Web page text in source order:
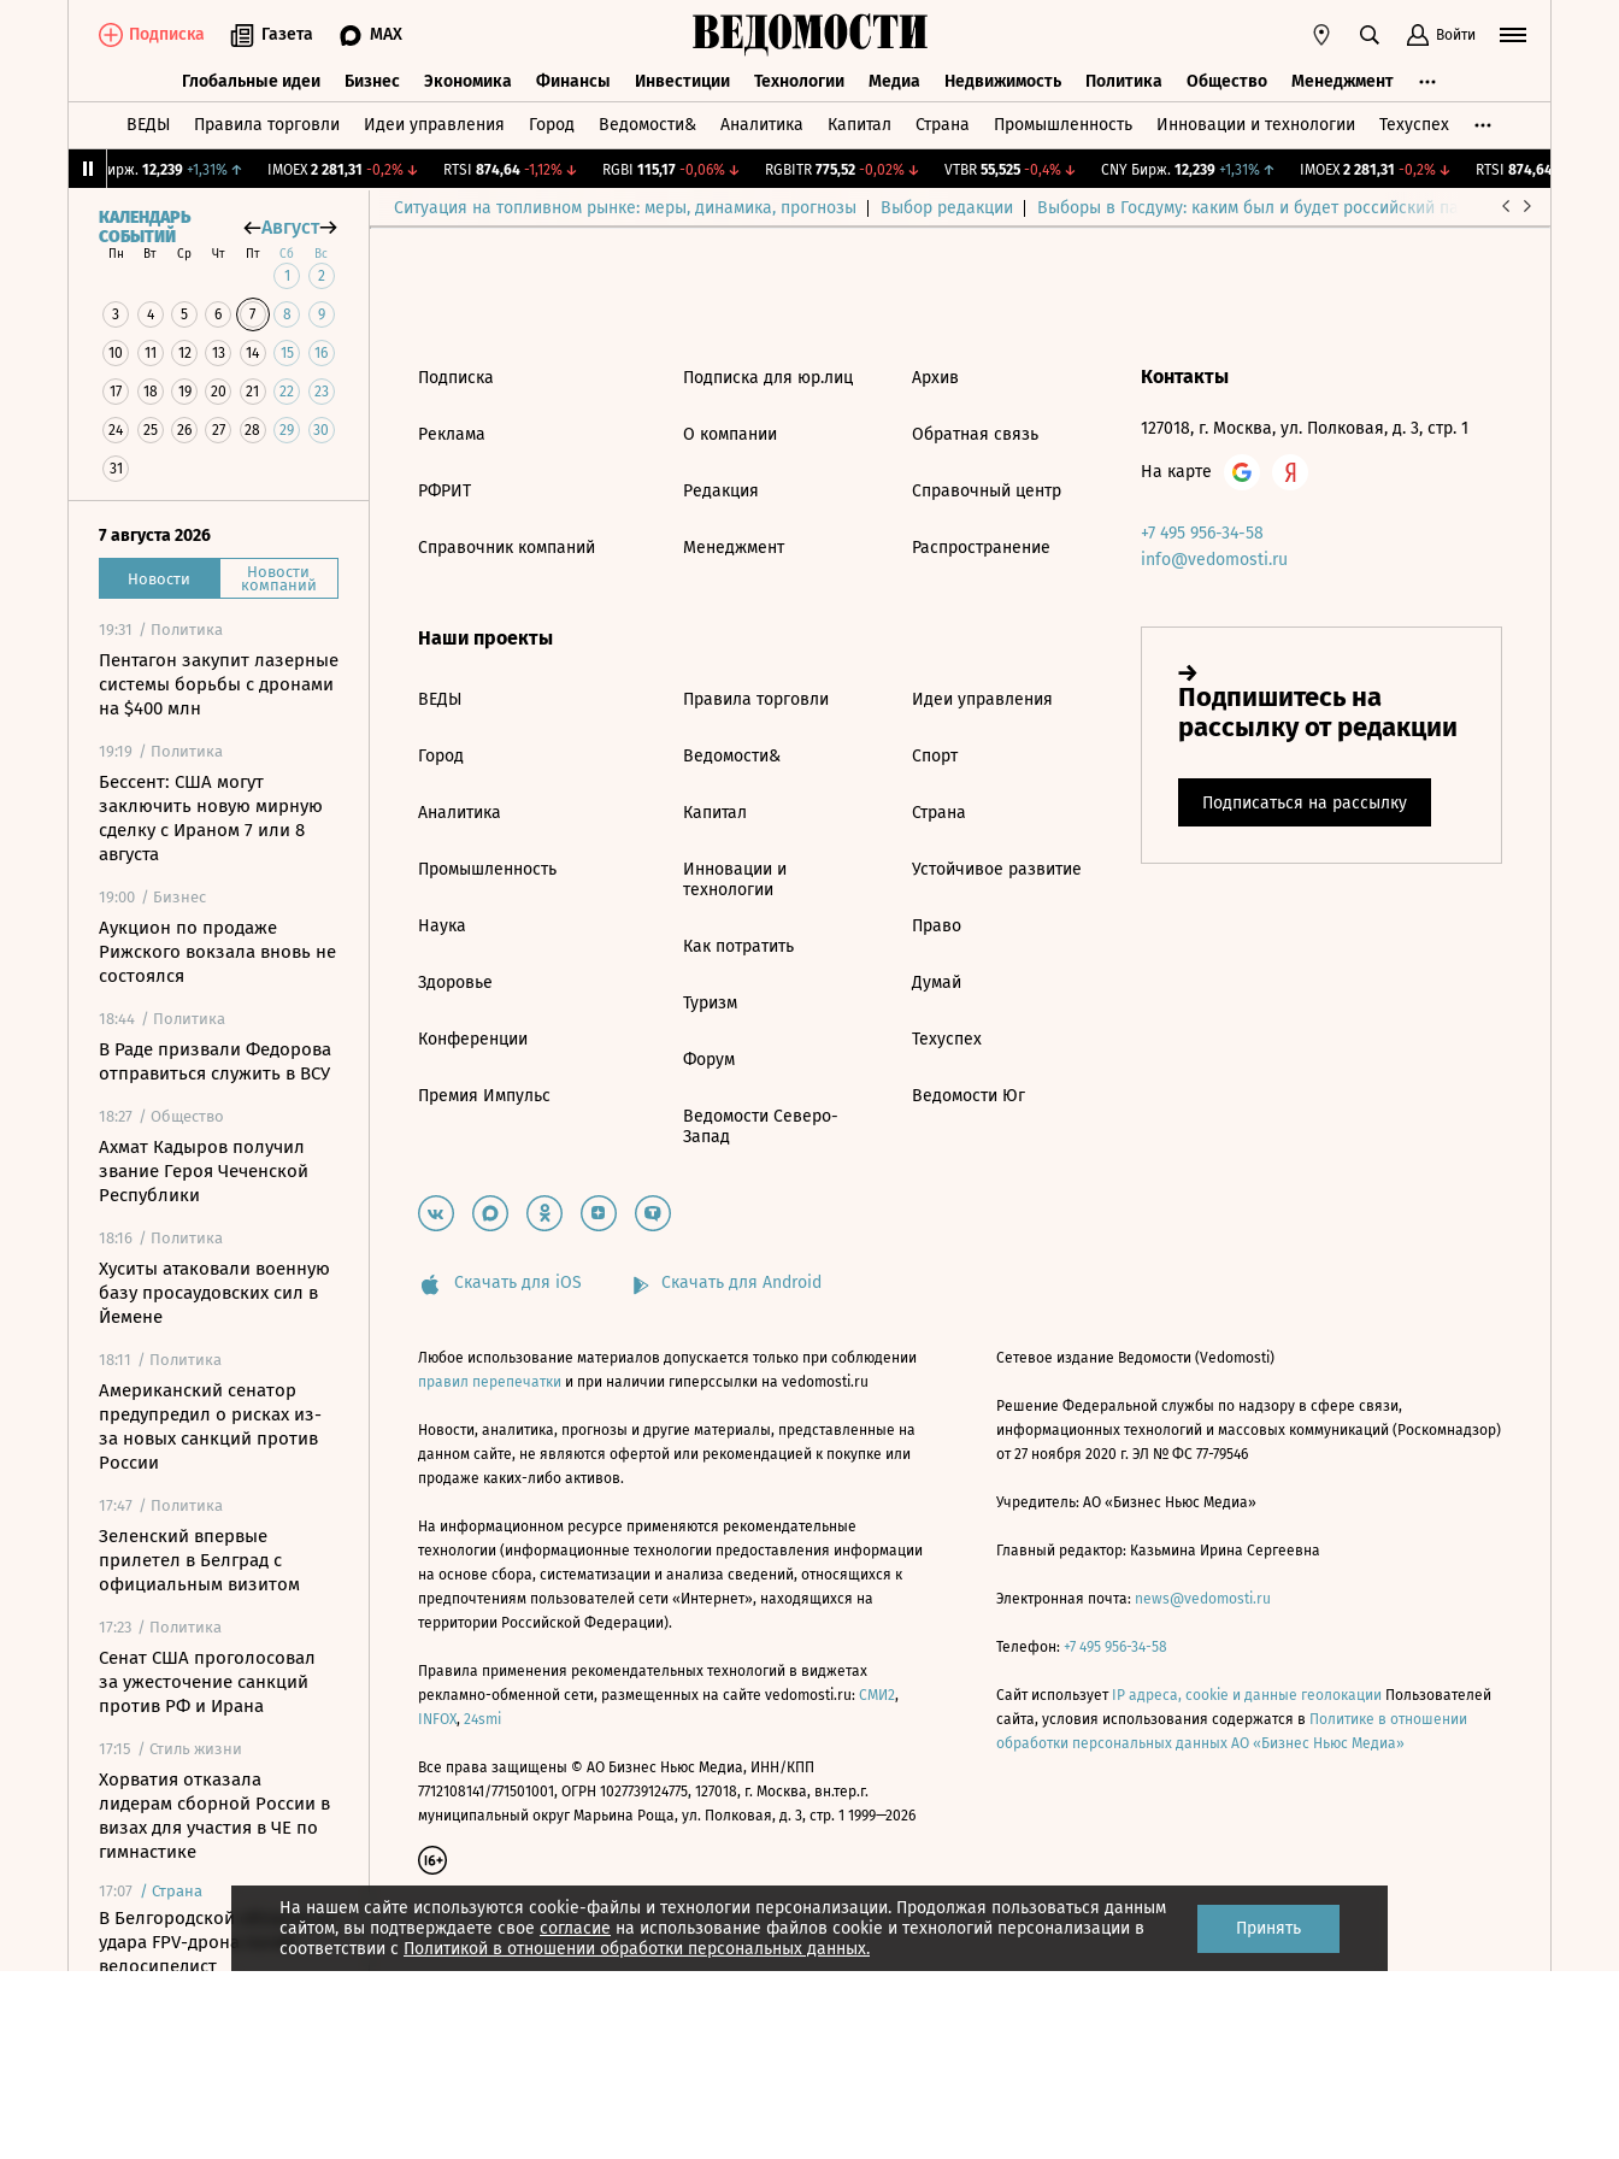
Подписка Газета MAX Войти
Глобальные идеи Бизнес Экономика Финансы Инвестиции Технологии Медиа Недвижимость Политика Общество Менеджмент
ВЕДЫ Правила торговли Идеи управления Город Ведомости& Аналитика Капитал Страна Промышленность Инновации и технологии Техуспех
CNY Бирж. 12,239 +1,31%↑ IMOEX 2 281,31 -0,2%↓ RTSI 874,64 -1,12%↓ RGBI 115,17 -0,06%↓ RGBITR 775,52 -0,02%↓ VTBR 55,525 -0,4%↓ CNY Бирж. 12,239 +1,31%↑ IMOEX 2 281,31 -0,2%↓ RTSI 874,64 -1,12%
Ситуация на топливном рынке: меры, динамика, прогнозы Выбор редакции Выборы в Госдуму: каким был и будет российский парламент
КАЛЕНДАРЬ
СОБЫТИЙ
Август
Пн Вт Ср Чт Пт Сб Вс
1 2
3 4 5 6 7 8 9
10 11 12 13 14 15 16
17 18 19 20 21 22 23
24 25 26 27 28 29 30
31
7 августа 2026
Новости Новости
компаний
19:31 / Политика
Пентагон закупит лазерные
системы борьбы с дронами
на $400 млн
19:19 / Политика
Бессент: США могут
заключить новую мирную
сделку с Ираном 7 или 8
августа
19:00 / Бизнес
Аукцион по продаже
Рижского вокзала вновь не
состоялся
18:44 / Политика
В Раде призвали Федорова
отправиться служить в ВСУ
18:27 / Общество
Ахмат Кадыров получил
звание Героя Чеченской
Республики
18:16 / Политика
Хуситы атаковали военную
базу просаудовских сил в
Йемене
18:11 / Политика
Американский сенатор
предупредил о рисках из-
за новых санкций против
России
17:47 / Политика
Зеленский впервые
прилетел в Белград с
официальным визитом
17:23 / Политика
Сенат США проголосовал
за ужесточение санкций
против РФ и Ирана
17:15 / Стиль жизни
Хорватия отказала
лидерам сборной России в
визах для участия в ЧЕ по
гимнастике
17:07 / Страна
В Белгородской области от
удара FPV-дрона погиб
велосипедист
На нашем сайте используются cookie-файлы и технологии персонализации. Продолжая пользоваться данным
сайтом, вы подтверждаете свое согласие на использование файлов cookie и технологий персонализации в
соответствии с Политикой в отношении обработки персональных данных.
Принять
Подписка
Реклама
РФРИТ
Справочник компаний
Подписка для юр.лиц
О компании
Редакция
Менеджмент
Архив
Обратная связь
Справочный центр
Распространение
Наши проекты
ВЕДЫ
Город
Аналитика
Промышленность
Наука
Здоровье
Конференции
Премия Импульс
Правила торговли
Ведомости&
Капитал
Инновации и
технологии
Как потратить
Туризм
Форум
Ведомости Северо-
Запад
Идеи управления
Спорт
Страна
Устойчивое развитие
Право
Думай
Техуспех
Ведомости Юг
Контакты
127018, г. Москва, ул. Полковая, д. 3, стр. 1
На карте
+7 495 956-34-58
info@vedomosti.ru
Скачать для iOS Скачать для Android
Любое использование материалов допускается только при соблюдении
правил перепечатки и при наличии гиперссылки на vedomosti.ru
Новости, аналитика, прогнозы и другие материалы, представленные на
данном сайте, не являются офертой или рекомендацией к покупке или
продаже каких-либо активов.
На информационном ресурсе применяются рекомендательные
технологии (информационные технологии предоставления информации
на основе сбора, систематизации и анализа сведений, относящихся к
предпочтениям пользователей сети «Интернет», находящихся на
территории Российской Федерации).
Правила применения рекомендательных технологий в виджетах
рекламно-обменной сети, размещенных на сайте vedomosti.ru: СМИ2,
INFOX, 24smi
Все права защищены © АО Бизнес Ньюс Медиа, ИНН/КПП
7712108141/771501001, ОГРН 1027739124775, 127018, г. Москва, вн.тер.г.
муниципальный округ Марьина Роща, ул. Полковая, д. 3, стр. 1 1999—2026
Сетевое издание Ведомости (Vedomosti)
Решение Федеральной службы по надзору в сфере связи,
информационных технологий и массовых коммуникаций (Роскомнадзор)
от 27 ноября 2020 г. ЭЛ № ФС 77-79546
Учредитель: АО «Бизнес Ньюс Медиа»
Главный редактор: Казьмина Ирина Сергеевна
Электронная почта: news@vedomosti.ru
Телефон: +7 495 956-34-58
Сайт использует IP адреса, cookie и данные геолокации Пользователей
сайта, условия использования содержатся в Политике в отношении
обработки персональных данных АО «Бизнес Ньюс Медиа»